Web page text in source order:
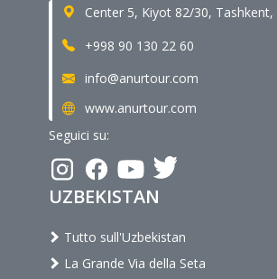
Center 5, Kiyot 82/30, Tashkent,
+998 90 130 22 60
info@anurtour.com
www.anurtour.com
Seguici su:
UZBEKISTAN
Tutto sull'Uzbekistan
La Grande Via della Seta